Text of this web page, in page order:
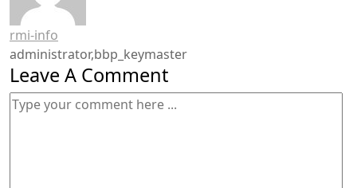
rmi-info
administrator,bbp_keymaster
Leave A Comment